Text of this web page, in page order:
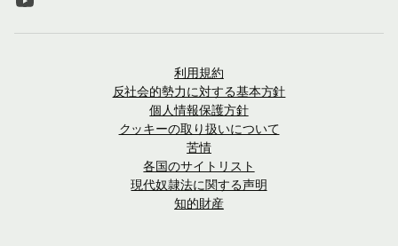
利用規約
反社会的勢力に対する基本方針
個人情報保護方針
クッキーの取り扱いについて
苦情
各国のサイトリスト
現代奴隷法に関する声明
知的財産